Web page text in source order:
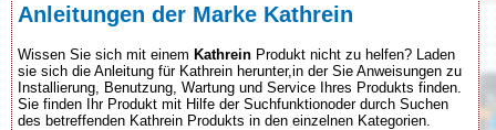
Anleitungen der Marke Kathrein
Wissen Sie sich mit einem Kathrein Produkt nicht zu helfen? Laden
sie sich die Anleitung für Kathrein herunter,in der Sie Anweisungen zu
Installierung, Benutzung, Wartung und Service Ihres Produkts finden.
Sie finden Ihr Produkt mit Hilfe der Suchfunktionoder durch Suchen
des betreffenden Kathrein Produkts in den einzelnen Kategorien.